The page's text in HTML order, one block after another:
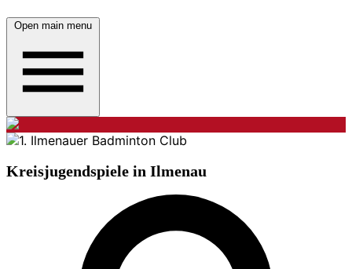
Open main menu
Kreisjugendspiele in Ilmenau